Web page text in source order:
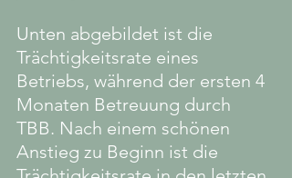
Unten abgebildet ist die
Trächtigkeitsrate eines
Betriebs, während der ersten 4
Monaten Betreuung durch
TBB. Nach einem schönen
Anstieg zu Beginn ist die